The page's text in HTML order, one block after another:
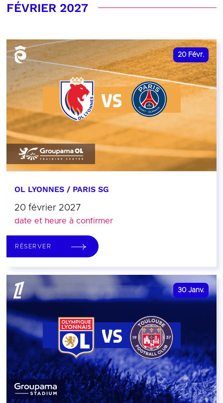
FÉVRIER 2027
20 Févr.
OL LYONNES / PARIS SG
20 février 2027
date et heure à confirmer
RÉSERVER
30 Janv.